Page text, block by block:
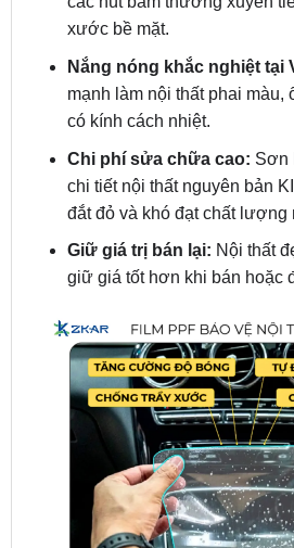
Nắng nóng khắc nghiệt tại
mạnh làm nội thất phai màu,
có kính cách nhiệt.
Chi phí sửa chữa cao:Sơn
chi tiết nội thất nguyên bản
đắt đỏ và khó đạt chất lượng
Giữ giá trị bán lại:Nội thất
giữ giá tốt hơn khi bán hoặc